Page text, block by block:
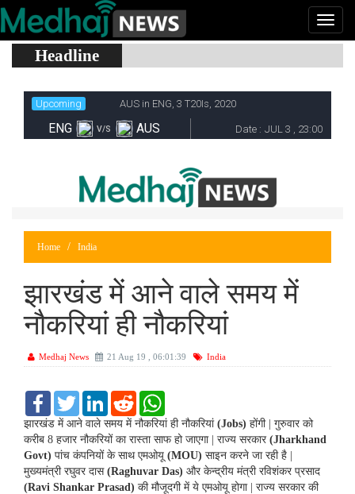
Headline
Home India
झारखंड में आने वाले समय में
नौकरियां ही नौकरियां
Medhaj News 21 Aug 19 , 06:01:39 India
F
c
e
o
o
k
T
i
t
e
r
L
n
k
e
d
I
n
R
d
d
t
a
t
A
p
p
झारखंड में आने वाले समय में नौकरियां ही नौकरियां (Jobs) होंगी | गुरुवार को
करीब 8 हजार नौकरियों का रास्ता साफ हो जाएगा | राज्य सरकार (Jharkhand
Govt) पांच कंपनियों के साथ एमओयू (MOU) साइन करने जा रही है |
मुख्यमंत्री रघुवर दास (Raghuvar Das) और केन्द्रीय मंत्री रविशंकर प्रसाद
(Ravi Shankar Prasad) की मौजूदगी में ये एमओयू होगा | राज्य सरकार की